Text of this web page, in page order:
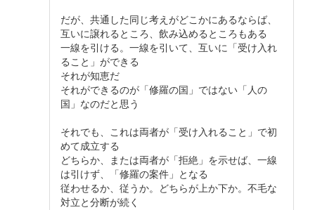
だが、共通した同じ考えがどこかにあるならば、
互いに譲れるところ、飲み込めるところもある
一線を引ける。一線を引いて、互いに「受け入れ
ること」ができる
それが知恵だ
それができるのが「修羅の国」ではない「人の
国」なのだと思う
それでも、これは両者が「受け入れること」で初
めて成立する
どちらか、または両者が「拒絶」を示せば、一線
は引けず、「修羅の案件」となる
従わせるか、従うか。どちらが上か下か。不毛な
対立と分断が続く